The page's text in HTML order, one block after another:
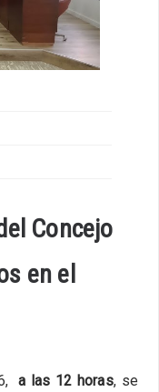
Concejo
en el
a las 12 horas, se